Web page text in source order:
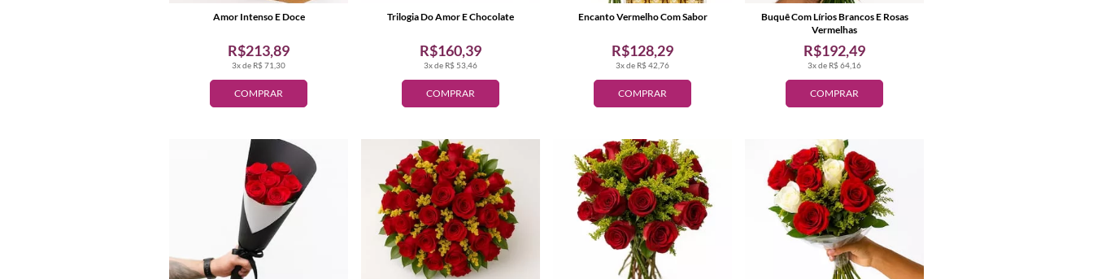
COMPRAR
3x de R$ 71,30
R$213,89
Amor Intenso E Doce
COMPRAR
3x de R$ 53,46
R$160,39
Trilogia Do Amor E Chocolate
COMPRAR
3x de R$ 42,76
R$128,29
Encanto Vermelho Com Sabor
COMPRAR
3x de R$ 64,16
R$192,49
Buquê Com Lírios Brancos E Rosas
Vermelhas